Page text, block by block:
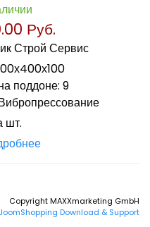
Руб.
Строй Сервис
поддоне: 9
шт.
Copyright MAXXmarketing GmbH
JoomShopping Download & Support